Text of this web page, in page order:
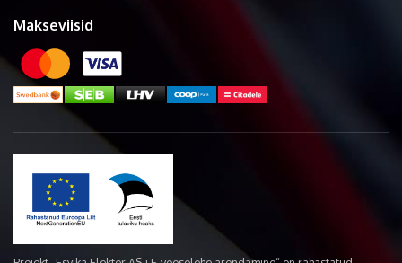
Makseviisid